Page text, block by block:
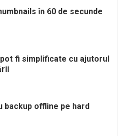
în 60 de secunde
fi simplificate cu ajutorul
backup offline pe hard